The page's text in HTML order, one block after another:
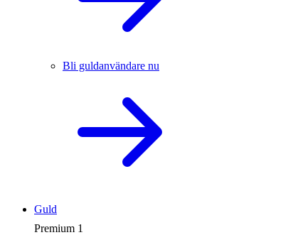
Premium 1
Guld
Bli guldanvändare nu